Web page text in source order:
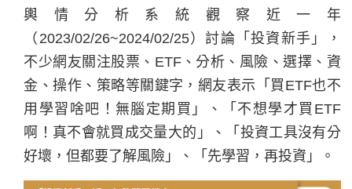
輿情分析系統觀察近一年
（2023/02/26~2024/02/25）討論「投資新手」，
不少網友關注股票、ETF、分析、風險、選擇、資
金、操作、策略等關鍵字，網友表示「買ETF也不
用學習啥吧！無腦定期買」、「不想學才買ETF
啊！真不會就買成交量大的」、「投資工具沒有分
好壞，但都要了解風險」、「先學習，再投資」。